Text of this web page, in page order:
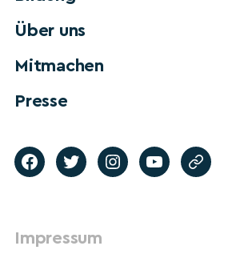
Über uns
Mitmachen
Presse
Impressum